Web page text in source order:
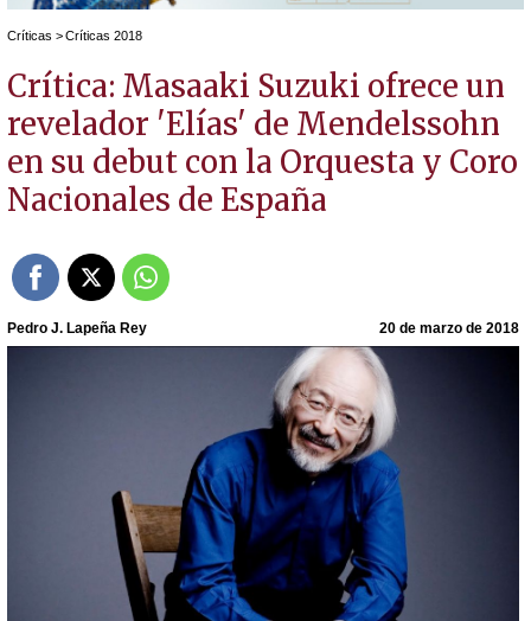
Críticas > Críticas 2018
Crítica: Masaaki Suzuki ofrece un
revelador 'Elías' de Mendelssohn
en su debut con la Orquesta y Coro
Nacionales de España
Pedro J. Lapeña Rey 20 de marzo de 2018